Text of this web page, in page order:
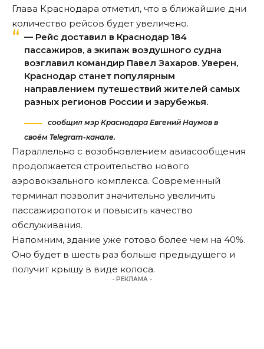
Глава Краснодара отметил, что в ближайшие дни
количество рейсов будет увеличено.
— Рейс доставил в Краснодар 184
пассажиров, а экипаж воздушного судна
возглавил командир Павел Захаров. Уверен,
Краснодар станет популярным
направлением путешествий жителей самых
разных регионов России и зарубежья.
сообщил мэр Краснодара Евгений Наумов в
своём Telegram-канале.
Параллельно с возобновлением авиасообщения
продолжается строительство нового
аэровокзального комплекса. Современный
терминал позволит значительно увеличить
пассажиропоток и повысить качество
обслуживания.
Напомним, здание уже готово более чем на 40%.
Оно будет в шесть раз больше предыдущего и
получит крышу в виде колоса.
- РЕКЛАМА -